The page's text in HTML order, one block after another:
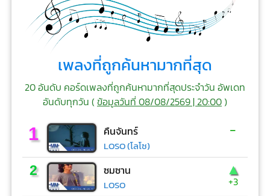
เพลงที่ถูกค้นหามากที่สุด
20 อันดับ คอร์ดเพลงที่ถูกค้นหามากที่สุดประจำวัน อัพเดท
อันดับทุกวัน (ข้อมูลวันที่ 08/08/2569 | 20:00)
1 คืนจันทร์
LOSO (โลโซ)
-
2 ซมซาน
LOSO
▲
+3